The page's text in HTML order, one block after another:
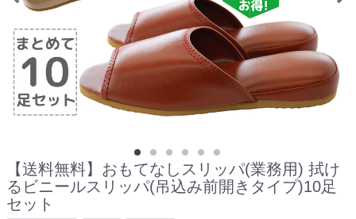
【送料無料】おもてなしスリッパ(業務用) 拭け
るビニールスリッパ(吊込み前開きタイプ)10足
セット